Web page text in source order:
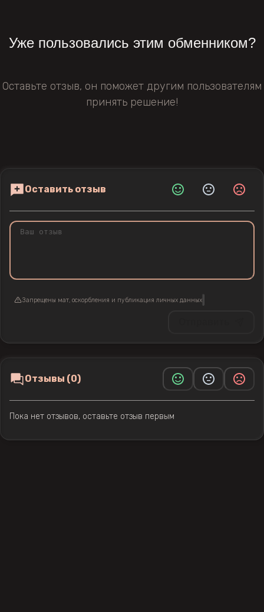
Уже пользовались этим обменником?
Оставьте отзыв, он поможет другим пользователям
принять решение!
Оставить отзыв
Запрещены мат, оскорбления и публикация личных данных
Отзывы (0)
Пока нет отзывов, оставьте отзыв первым